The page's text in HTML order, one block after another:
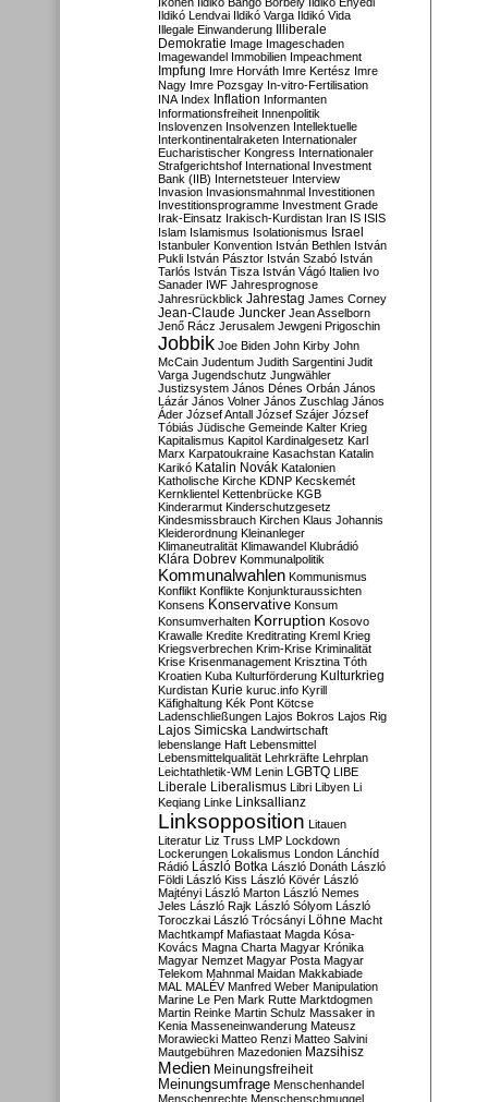
Ildikó Lendvai Ildikó Varga Ildikó Vida
Illegale Einwanderung Illiberale
Demokratie Image Imageschaden
Imagewandel Immobilien Impeachment
Impfung Imre Horváth Imre Kertész Imre
Nagy Imre Pozsgay In-vitro-Fertilisation
INA Index Inflation Informanten
Informationsfreiheit Innenpolitik
Inslovenzen Insolvenzen Intellektuelle
Interkontinentalraketen Internationaler
Eucharistischer Kongress Internationaler
Strafgerichtshof International Investment
Bank (IIB) Internetsteuer Interview
Invasion Invasionsmahnmal Investitionen
Investitionsprogramme Investment Grade
Irak-Einsatz Irakisch-Kurdistan Iran IS ISIS
Islam Islamismus Isolationismus Israel
Istanbuler Konvention István Bethlen István
Pukli István Pásztor István Szabó István
Tarlós István Tisza István Vágó Italien Ivo
Sanader IWF Jahresprognose
Jahresrückblick Jahrestag James Corney
Jean-Claude Juncker Jean Asselborn
Jenő Rácz Jerusalem Jewgeni Prigoschin
Jobbik Joe Biden John Kirby John
McCain Judentum Judith Sargentini Judit
Varga Jugendschutz Jungwähler
Justizsystem János Dénes Orbán János
Lázár János Volner János Zuschlag János
Áder József Antall József Szájer József
Tóbiás Jüdische Gemeinde Kalter Krieg
Kapitalismus Kapitol Kardinalgesetz Karl
Marx Karpatoukraine Kasachstan Katalin
Karikó Katalin Novák Katalonien
Katholische Kirche KDNP Kecskemét
Kernklientel Kettenbrücke KGB
Kinderarmut Kinderschutzgesetz
Kindesmissbrauch Kirchen Klaus Johannis
Kleiderordnung Kleinanleger
Klimaneutralität Klimawandel Klubrádió
Klára Dobrev Kommunalpolitik
Kommunalwahlen Kommunismus
Konflikt Konflikte Konjunkturaussichten
Konsens Konservative Konsum
Konsumverhalten Korruption Kosovo
Krawalle Kredite Kreditrating Kreml Krieg
Kriegsverbrechen Krim-Krise Kriminalität
Krise Krisenmanagement Krisztina Tóth
Kroatien Kuba Kulturförderung Kulturkrieg
Kurdistan Kurie kuruc.info Kyrill
Käfighaltung Kék Pont Kötcse
Ladenschließungen Lajos Bokros Lajos Rig
Lajos Simicska Landwirtschaft
lebenslange Haft Lebensmittel
Lebensmittelqualität Lehrkräfte Lehrplan
Leichtathletik-WM Lenin LGBTQ LIBE
Liberale Liberalismus Libri Libyen Li
Keqiang Linke Linksallianz
Linksopposition Litauen
Literatur Liz Truss LMP Lockdown
Lockerungen Lokalismus London Lánchíd
Rádió
László Botka László Donáth László
Földi László Kiss László Kövér László
Majtényi László Marton László Nemes
Jeles László Rajk László Sólyom László
Toroczkai László Trócsányi Löhne Macht
Machtkampf Mafiastaat Magda Kósa-
Kovács Magna Charta Magyar Krónika
Magyar Nemzet Magyar Posta Magyar
Telekom Mahnmal Maidan Makkabiade
MAL MALÉV Manfred Weber Manipulation
Marine Le Pen Mark Rutte Marktdogmen
Martin Reinke Martin Schulz Massaker in
Kenia Masseneinwanderung Mateusz
Morawiecki Matteo Renzi Matteo Salvini
Mautgebühren Mazedonien Mazsihisz
Medien Meinungsfreiheit
Meinungsumfrage Menschenhandel
Menschenrechte Menschenschmuggel